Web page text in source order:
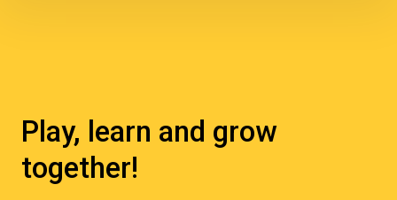
Beiträge
Play, learn and grow
together!